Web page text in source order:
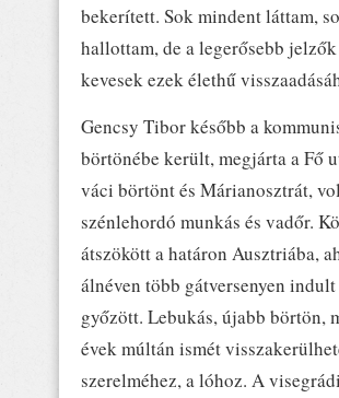
bekerített. Sok mindent láttam,
hallottam, de a legerősebb
kevesek ezek élethű
Gencsy Tibor később a
börtönébe került, megjárta a Fő
váci börtönt és Márianosztrát,
szénlehordó munkás és vadőr.
átszökött a határon Ausztriába,
álnéven több gátversenyen indult
győzött. Lebukás, újabb börtön,
évek múltán ismét
szerelméhez, a lóhoz. A